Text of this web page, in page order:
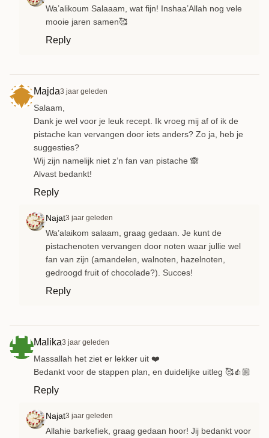
Wa’alikoum Salaaam, wat fijn! Inshaa’Allah nog vele
mooie jaren samen🥰
Reply
Majda3 jaar geleden
Salaam,
Dank je wel voor je leuk recept. Ik vroeg mij af of ik de
pistache kan vervangen door iets anders? Zo ja, heb je
suggesties?
Wij zijn namelijk niet z’n fan van pistache 🙈
Alvast bedankt!
Reply
Najat3 jaar geleden
Wa’alaikom salaam, graag gedaan. Je kunt de
pistachenoten vervangen door noten waar jullie wel
fan van zijn (amandelen, walnoten, hazelnoten,
gedroogd fruit of chocolade?). Succes!
Reply
Malika3 jaar geleden
Massallah het ziet er lekker uit ❤️
Bedankt voor de stappen plan, en duidelijke uitleg 🥰👍🏼
Reply
Najat3 jaar geleden
Allahie barkefiek, graag gedaan hoor! Jij bedankt voor